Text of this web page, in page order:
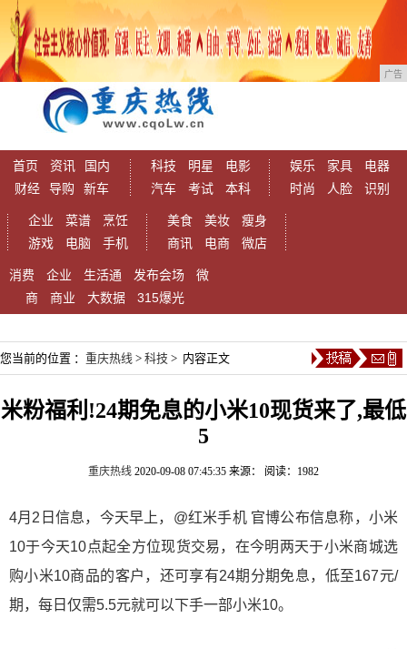
广告
首页 资讯
国内
财经
导购 新车
科技 明星
电影
汽车
考试 本科
娱乐 家具
电器
时尚
人脸 识别
企业 菜谱
烹饪
游戏
电脑 手机
美食 美妆
瘦身
商讯
电商 微店
消费 企业 生活通 发布会场
微
商
商业 大数据 315爆光
您当前的位置 ： 重庆热线 > 科技 > 内容正文
米粉福利!24期免息的小米10现货来了,最低
5
重庆热线 2020-09-08 07:45:35 来源： 阅读：1982
4月2日信息，今天早上，@红米手机 官博公布信息称，小米
10于今天10点起全方位现货交易，在今明两天于小米商城选
购小米10商品的客户，还可享有24期分期免息，低至167元/
期，每日仅需5.5元就可以下手一部小米10。